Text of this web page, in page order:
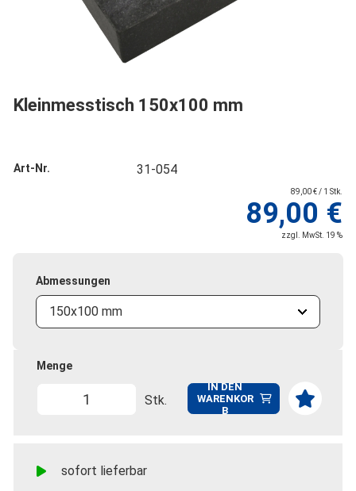
Kleinmesstisch 150x100 mm
Art-Nr. 31-054
89,00 € / 1 Stk.
89,00 €
zzgl. MwSt. 19 %
Abmessungen
150x100 mm
Menge
Stk.
IN DEN
WARENKOR
B
sofort lieferbar